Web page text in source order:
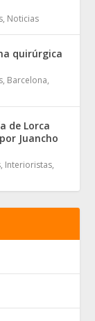
, Noticias
quirúrgica
, Barcelona,
de Lorca
Juancho
, Interioristas,